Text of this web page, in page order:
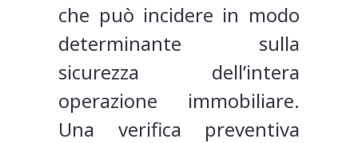
che può incidere in modo
determinante sulla
sicurezza dell’intera
operazione immobiliare.
Una verifica preventiva